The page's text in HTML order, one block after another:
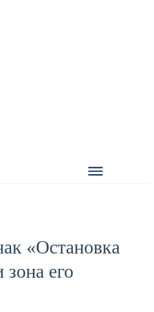
«Остановка
его